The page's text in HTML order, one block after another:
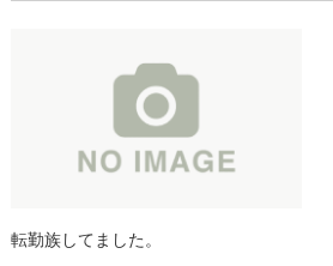
転勤族してました。